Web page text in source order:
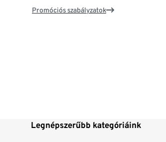
Promóciós szabályzatok
Legnépszerűbb kategóriáink